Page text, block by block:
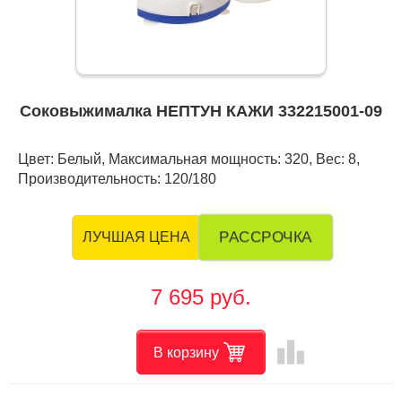
Соковыжималка НЕПТУН КАЖИ 332215001-09
Цвет: Белый, Максимальная мощность: 320, Вес: 8,
Производительность: 120/180
ЛУЧШАЯ ЦЕНА РАССРОЧКА
7 695 руб.
В корзину leaderboard